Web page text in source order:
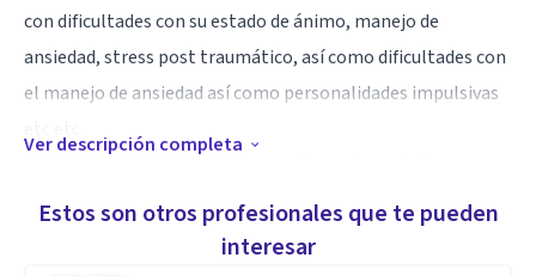
con dificultades con su estado de ánimo, manejo de
ansiedad, stress post traumático, así como dificultades con
el manejo de ansiedad así como personalidades impulsivas
donde la persona que demanda ayuda pueda sentirse
acogida y reconfortada en el camino y proceso terapéutico.
Ver descripción completa
Estos son otros profesionales que te pueden
interesar